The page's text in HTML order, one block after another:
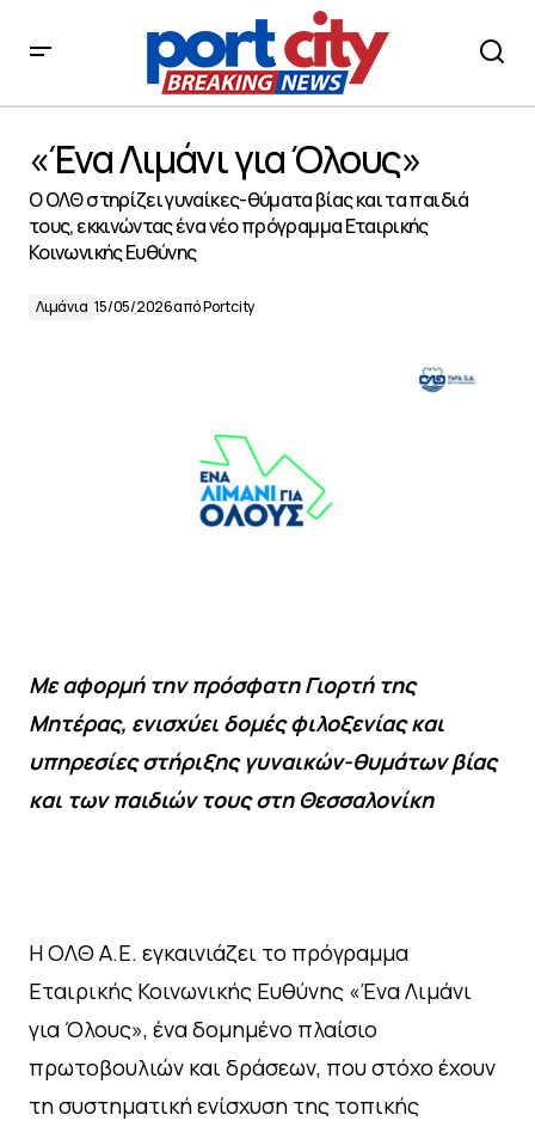
«Ένα Λιμάνι για Όλους»
Ο ΟΛΘ στηρίζει γυναίκες-θύματα βίας και τα παιδιά
τους, εκκινώντας ένα νέο πρόγραμμα Εταιρικής
Κοινωνικής Ευθύνης
Λιμάνια 15/05/2026απόPortcity
Με αφορμή την πρόσφατη Γιορτή της
Μητέρας, ενισχύει δομές φιλοξενίας και
υπηρεσίες στήριξης γυναικών-θυμάτων βίας
και των παιδιών τους στη Θεσσαλονίκη
Η ΟΛΘ Α.Ε. εγκαινιάζει το πρόγραμμα
Εταιρικής Κοινωνικής Ευθύνης «Ένα Λιμάνι
για Όλους», ένα δομημένο πλαίσιο
πρωτοβουλιών και δράσεων, που στόχο έχουν
τη συστηματική ενίσχυση της τοπικής